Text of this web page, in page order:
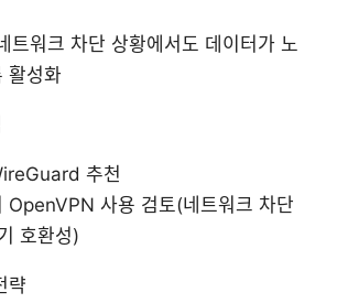
워크 차단 상황에서도 데이터가 노
활성화
추천
OpenVPN 사용 검토(네트워크 차단
호환성)
략